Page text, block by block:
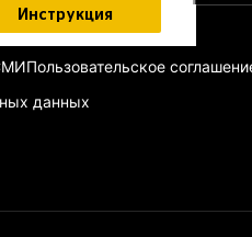
Инструкция
Пользовательское
данных